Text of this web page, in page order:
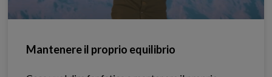
Mantenere il proprio equilibrio